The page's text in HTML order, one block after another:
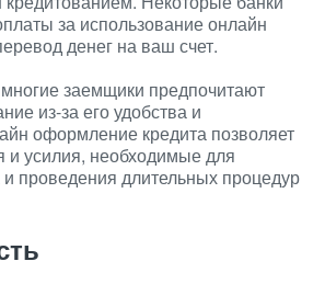
за использование онлайн
денег на ваш счет.
заемщики предпочитают
из-за его удобства и
оформление кредита позволяет
и усилия, необходимые для
проведения длительных процедур